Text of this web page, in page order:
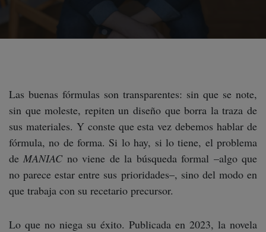
Las buenas fórmulas son transparentes: sin que se note,
sin que moleste, repiten un diseño que borra la traza de
sus materiales. Y conste que esta vez debemos hablar de
fórmula, no de forma. Si lo hay, si lo tiene, el problema
deMANIACno viene de la búsqueda formal –algo que
no parece estar entre sus prioridades–, sino del modo en
que trabaja con su recetario precursor.
Lo que no niega su éxito. Publicada en 2023, la novela